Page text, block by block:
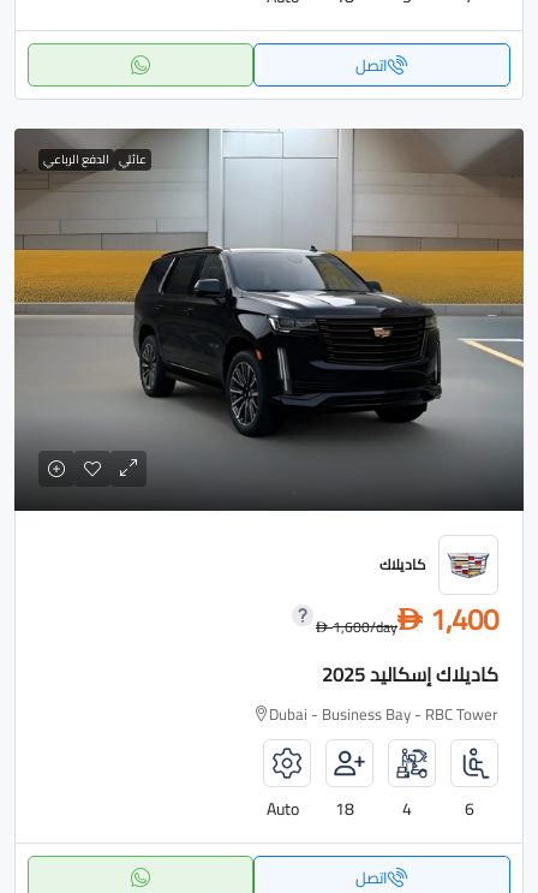
اتصل
عائلي الدفع الرباعي
كاديلاك
D 1,400
D1,600/day
كاديلاك إسكاليد 2025
Dubai - Business Bay - RBC Tower
6
4
18
Auto
اتصل